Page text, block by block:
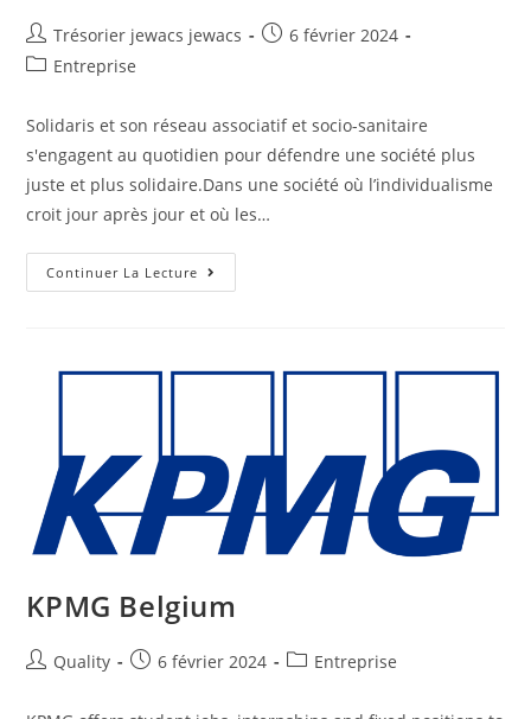
Trésorier jewacs jewacs
6 février 2024
Entreprise
Solidaris et son réseau associatif et socio-sanitaire
s'engagent au quotidien pour défendre une société plus
juste et plus solidaire.Dans une société où l’individualisme
croit jour après jour et où les…
Continuer La Lecture
KPMG Belgium
Quality 6 février 2024 Entreprise